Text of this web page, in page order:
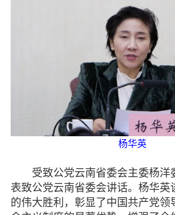
杨华英
受致公党云南省委会主委杨洋
表致公党云南省委会讲话。杨华英
的伟大胜利，彰显了中国共产党领